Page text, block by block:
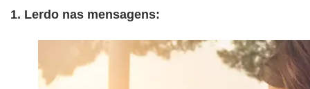
1. Lerdo nas mensagens: